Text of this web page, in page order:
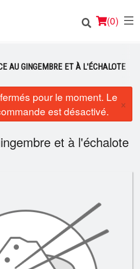
(0)
Rechercher
AU GINGEMBRE ET À L'ÉCHALOTE
pour le moment. Le
est désactivé.
×
et à l'échalote